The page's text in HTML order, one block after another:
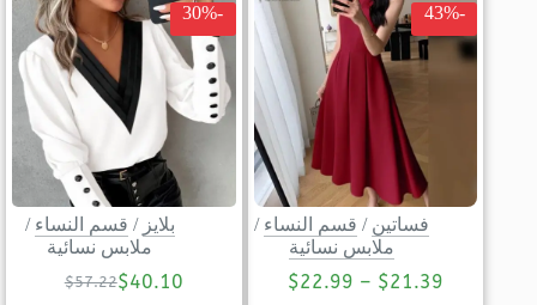
-43%
فساتين / قسم النساء /
ملابس نسائية
$21.39
–
$22.99
-30%
بلايز / قسم النساء /
ملابس نسائية
$57.22$40.10